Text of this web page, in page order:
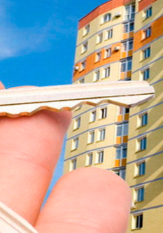
Dünya iqtisadiyyatında vergi
siyasətinin imperativləriMƏQALƏ
Əvəz Quliyev: “Yumşaq keçid
sayəsində aparılmış islahatın
qorunub saxlanılacaq”
Maliyyə planlaması prizmasında
büdcəyə baxışMƏQALƏ
Gülminə Məlikzadə: “Azərbaycan
Bacarıqlar Akseleratoru”
kadrların hazırlanmasını